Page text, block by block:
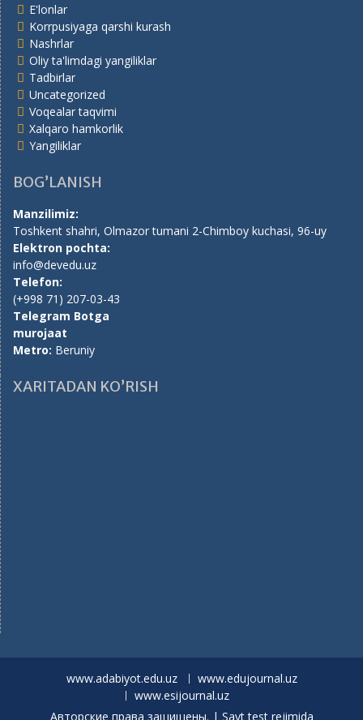
E'lonlar
Korrpusiyaga qarshi kurash
Nashrlar
Oliy ta'limdagi yangiliklar
Tadbirlar
Uncategorized
Voqealar taqvimi
Xalqaro hamkorlik
Yangiliklar
BOG’LANISH
Manzilimiz:
Toshkent shahri, Olmazor tumani 2-Chimboy kuchasi, 96-uy
Elektron pochta:
info@devedu.uz
Telefon:
(+998 71) 207-03-43
Telegram Botga
murojaat
Metro: Beruniy
XARITADAN KO’RISH
www.adabiyot.edu.uz
www.edujournal.uz
www.esijournal.uz
Авторские права защищены. | Sayt test rejimida